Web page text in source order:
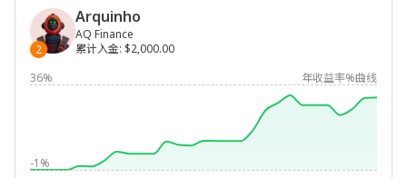
2
Arquinho
AQ Finance
累计入金: $2,000.00
36%
年收益率%曲线
-1%